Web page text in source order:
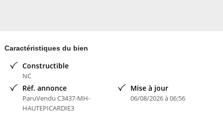
Caractéristiques du bien
Constructible
NC
Réf. annonce
ParuVendu C3437-MH-
HAUTEPICARDIE3
Mise à jour
06/08/2026 à 06:56